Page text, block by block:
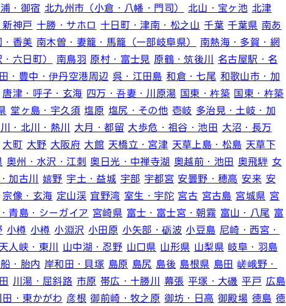
・御宿 北九州市（小倉・八幡・門司） 北山・宝ヶ池 北津
新神戸 十勝・サホロ 十日町・津南・松之山 千葉 千葉県 南あ
・香美 南木曽・妻籠・馬籠（一部岐阜県）
南熱海・多賀・網
六日町） 南鳥羽 原村・富士見 原鶴・筑後川
名古屋駅・名
・豊中・伊丹空港周辺 呉・江田島 和倉・七尾 和歌山市・加
唐津・呼子・玄海 四万・吾妻・川原湯 国東・杵築 国東・杵築
堂ヶ島・宇久須 塩原 塩尻・その他 壱岐 多治見・土岐・加
・北川・熱川 大月・都留 大歩危・祖谷・池田 大沼・長万
大町 大野 大阪府 大館 天橋立・宮津 天草上島・松島 天草下
奥州・水沢・江刺 奥日光・中禅寺湖 奥越前・池田 奥飛騨 女
加古川 嬉野 宇土・益城 宇部 宇都宮 安曇野・穂高 安来 安
宗像・玄海 定山渓 宜野湾 室生・宇陀 宮古 宮古島 宮城県 宮
青島・シーガイア 宮崎県 富士・富士宮・朝霧 富山・八尾 富
小樽 小樽 小淵沢 小田原 小矢部・砺波 小豆島 尼崎・西宮・
人峡・東川 山中湖・忍野 山口県 山形県 山梨県 岐阜・羽島
・胎内 岸和田・貝塚 島原 島尻 島後 島根県 島田 嵯峨野・
川湯・屈斜路 市原 帯広・十勝川 幕張 平塚・大磯 平戸 広島
田・東かがわ 彦根 御前崎・牧之原 御坊・日高 御殿場 徳島 徳